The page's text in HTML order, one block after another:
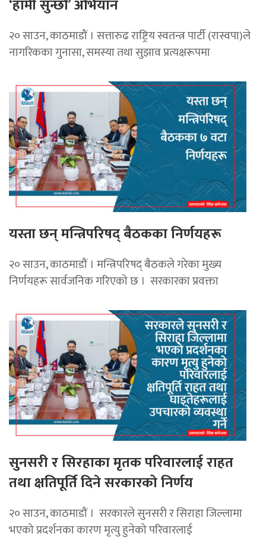
‘हामी सुन्छौं’ अभियान
२० साउन, काठमाडौं । सत्तारुढ राष्ट्रिय स्वतन्त्र पार्टी (रास्वपा)ले
नागरिकका गुनासा, समस्या तथा सुझाव प्रत्यक्षरूपमा
यस्ता छन् मन्त्रिपरिषद् बैठकका निर्णयहरू
२० साउन, काठमाडौं । मन्त्रिपरिषद् बैठकले गरेका मुख्य
निर्णयहरू सार्वजनिक गरिएको छ । सरकारका प्रवक्ता
सुनसरी र सिरहाका मृतक परिवारलाई राहत
तथा क्षतिपूर्ति दिने सरकारको निर्णय
२० साउन, काठमाडौं । सरकारले सुनसरी र सिराहा जिल्लामा
भएको प्रदर्शनका कारण मृत्यु हुनेको परिवारलाई